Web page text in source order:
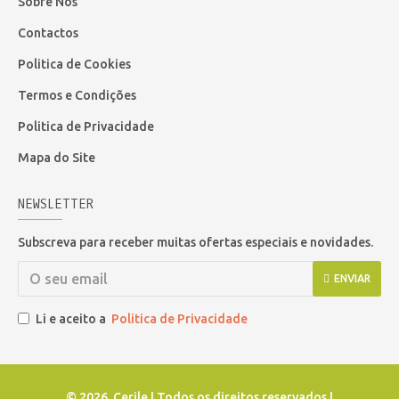
Contactos
Politica de Cookies
Termos e Condições
Politica de Privacidade
Mapa do Site
NEWSLETTER
Subscreva para receber muitas ofertas especiais e novidades.
ENVIAR
Li e aceito a Politica de Privacidade